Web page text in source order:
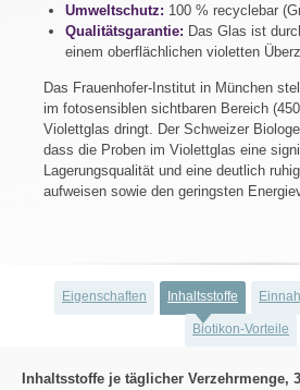
Umweltschutz: 100 % recyclebar
Qualitätsgarantie: Das Glas ist
einem oberflächlichen violetten
Das Frauenhofer-Institut in München
im fotosensiblen sichtbaren Bereich
Violettglas dringt. Der Schweizer
dass die Proben im Violettglas eine
Lagerungsqualität und eine deutlich
aufweisen sowie den geringsten
Eigenschaften Inhaltsstoffe
Biotikon-Vorteile
Inhaltsstoffe je täglicher Verzehrmenge,